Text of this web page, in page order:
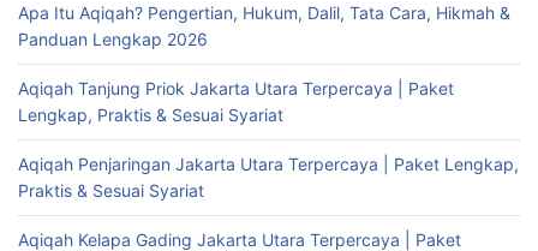
Apa Itu Aqiqah? Pengertian, Hukum, Dalil, Tata Cara, Hikmah &
Panduan Lengkap 2026
Aqiqah Tanjung Priok Jakarta Utara Terpercaya | Paket
Lengkap, Praktis & Sesuai Syariat
Aqiqah Penjaringan Jakarta Utara Terpercaya | Paket Lengkap,
Praktis & Sesuai Syariat
Aqiqah Kelapa Gading Jakarta Utara Terpercaya | Paket